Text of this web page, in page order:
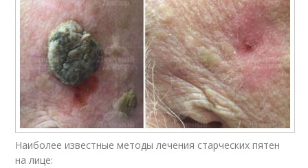
Наиболее известные методы лечения старческих пятен
на лице: